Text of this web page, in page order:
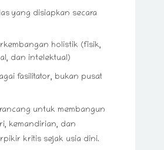
yang disiapkan secara
holistik (fisik,
dan intelektual)
fasilitator, bukan pusat
untuk membangun
kemandirian, dan
kritis sejak usia dini.